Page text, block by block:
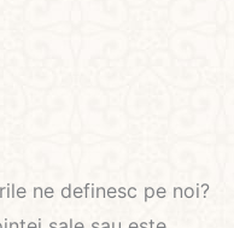
ne definesc pe noi?